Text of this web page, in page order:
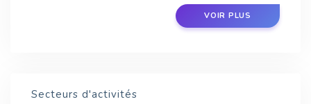
VOIR PLUS
Secteurs d'activités